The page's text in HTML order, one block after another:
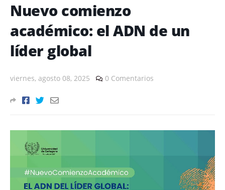
Nuevo comienzo
académico: el ADN de un
líder global
viernes, agosto 08, 2025 0 Comentarios